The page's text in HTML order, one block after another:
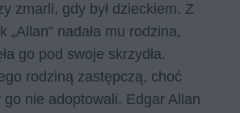
zmarli, gdy był dzieckiem. Z
„Allan” nadała mu rodzina,
go pod swoje skrzydła.
rodziną zastępczą, choć
nie adoptowali. Edgar Allan